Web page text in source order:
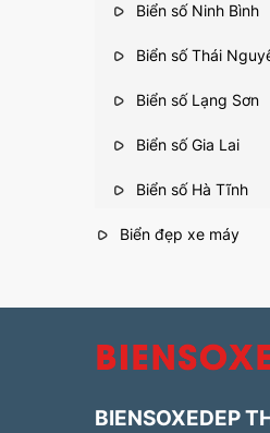
Biển số Ninh Bình
Biển số Thái
Biển số Lạng Sơn
Biển số Gia Lai
Biển số Hà Tĩnh
Biển đẹp xe máy
BIENSOXEDEP